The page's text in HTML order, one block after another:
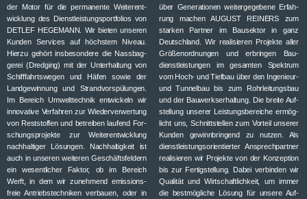
der Motor für die per­ma­nente Wei­ter­ent­
wick­lung des Dienst­leis­tungs­port­fo­lios von
DETLEF HEGEMANN. Wir bie­ten unse­ren
Kun­den Ser­vices auf höchs­tem Niveau.
Hierzu gehört ins­be­son­dere die Nass­bag­
ge­rei (Dred­ging) mit der Unter­hal­tung von
Schiff­fahrts­we­gen und Häfen sowie der
Land­ge­win­nung und Strand­vor­spü­lun­gen.
Im Bereich Umwelt­tech­nik ent­wi­ckeln wir
inno­va­tive Ver­fah­ren zur Wie­der­ver­wer­tung
von Rest­stof­fen und betrei­ben lau­fend For­
schungs­pro­jekte zur Wei­ter­ent­wick­lung
nach­hal­ti­ger Lösun­gen. Nach­hal­tig­keit ist
auch in unse­ren wei­te­ren Geschäfts­fel­dern
ein wesent­li­cher Fak­tor, ob im Bereich
Werft, in dem wir zuneh­mend emis­si­ons­
freie Antriebs­tech­ni­ken ver­bauen, oder in
über Gene­ra­tio­nen wei­ter­ge­ge­bene Erfah­
rung machen AUGUST REINERS zum
star­ken Part­ner im Bau­sek­tor in ganz
Deutsch­land. Wir rea­li­sie­ren Pro­jekte aller
Grö­ßen­ord­nun­gen und erbrin­gen Bau­
dienst­leis­tun­gen im gesam­ten Spek­trum
vom Hoch- und Tief­bau über den Inge­nieur-
und Tun­nel­bau bis zum Rohr­lei­tungs­bau
und der Bau­werks­er­hal­tung. Die breite Auf­
stel­lung unse­rer Leis­tungs­be­rei­che ermög­
licht uns, Schnitt­stel­len zum Vor­teil unse­rer
Kun­den gewinn­brin­gend zu nut­zen. Als
dienst­leis­tungs­ori­en­tier­ter Ansprech­part­ner
rea­li­sie­ren wir Pro­jekte von der Kon­zep­tion
bis zur Fer­tig­stel­lung. Dabei ver­bin­den wir
Qua­li­tät und Wirt­schaft­lich­keit, um immer
die best­mög­li­che Lösung für unsere Auf­